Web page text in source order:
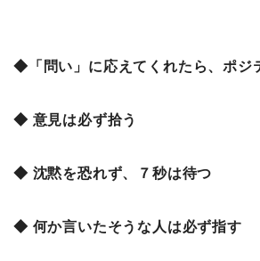
◆「問い」に応えてくれたら、ポジ
◆ 意見は必ず拾う
◆ 沈黙を恐れず、７秒は待つ
◆ 何か言いたそうな人は必ず指す